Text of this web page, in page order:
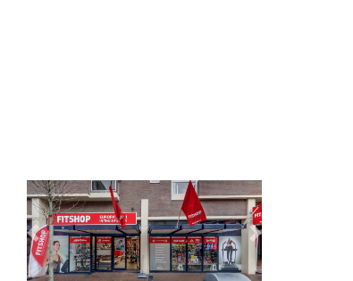
Previous Next